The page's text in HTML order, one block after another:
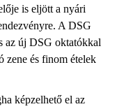
is eljött a nyári
A DSG
az új DSG oktatókkal
zene és finom ételek
képzelhető el az